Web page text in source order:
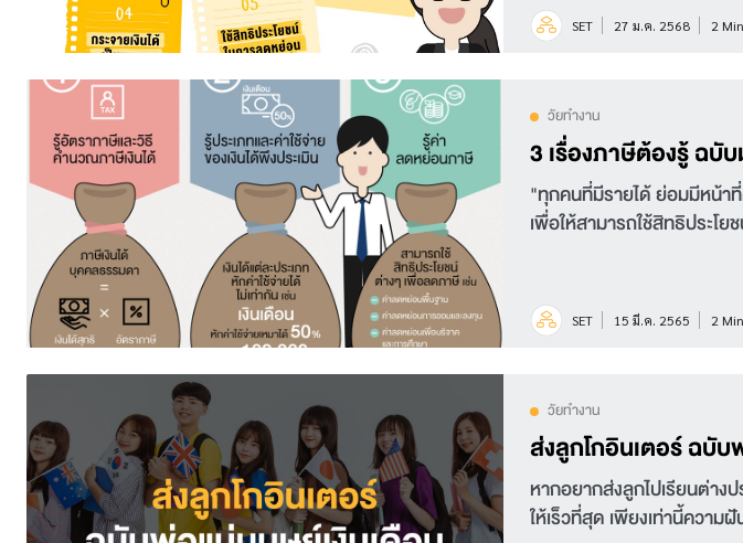
SET 27 ม.ค. 2568 2
วัยทำงาน
3 เรื่องภาษีต้องรู้ ฉบั
"ทุกคนที่มีรายได้ ย่อมมีหน้าที่
เพื่อให้สามารถใช้สิทธิประโ
SET 15 มี.ค. 2565 2
วัยทำงาน
ส่งลูกโกอินเตอร์ ฉบั
หากอยากส่งลูกไปเรียนต่าง
ให้เร็วที่สุด เพียงเท่านี้ความ